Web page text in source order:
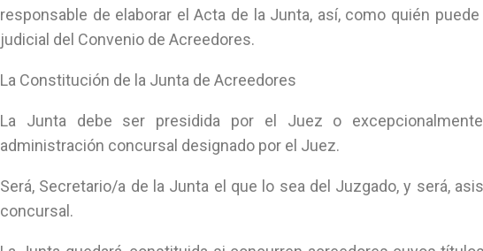
responsable de elaborar el Acta de la Junta, así, como quién
judicial del Convenio de Acreedores.
La Constitución de la Junta de Acreedores
La Junta debe ser presidida por el Juez o
administración concursal designado por el Juez.
Será, Secretario/a de la Junta el que lo sea del Juzgado, y será,
concursal.